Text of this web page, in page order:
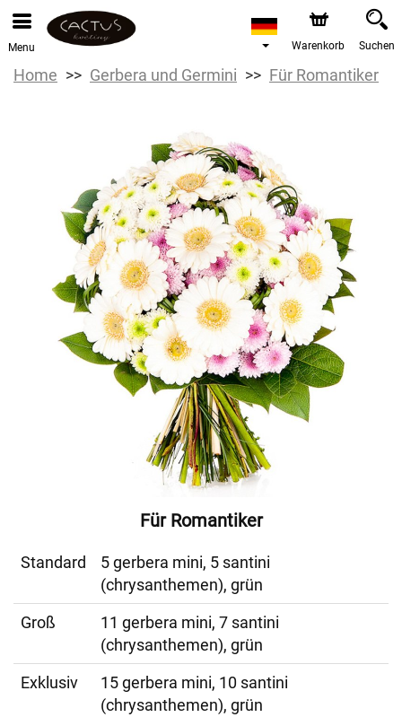
Menu Warenkorb Suchen
Home Gerbera und Germini Für Romantiker
Für Romantiker
Standard
5 gerbera mini, 5 santini
(chrysanthemen), grün
Groß
11 gerbera mini, 7 santini
(chrysanthemen), grün
Exklusiv
15 gerbera mini, 10 santini
(chrysanthemen), grün